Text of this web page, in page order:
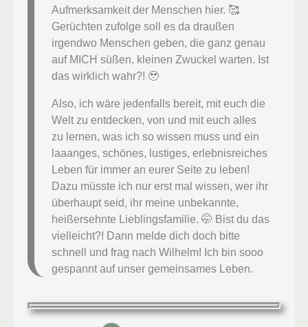
Aufmerksamkeit der Menschen hier. 🥰
Gerüchten zufolge soll es da draußen
irgendwo Menschen geben, die ganz genau
auf MICH süßen, kleinen Zwuckel warten. Ist
das wirklich wahr?! 🥹
Also, ich wäre jedenfalls bereit, mit euch die
Welt zu entdecken, von und mit euch alles
zu lernen, was ich so wissen muss und ein
laaanges, schönes, lustiges, erlebnisreiches
Leben für immer an eurer Seite zu leben!
Dazu müsste ich nur erst mal wissen, wer ihr
überhaupt seid, ihr meine unbekannte,
heißersehnte Lieblingsfamilie. 🤭 Bist du das
vielleicht?! Dann melde dich doch bitte
schnell und frag nach Wilhelm! Ich bin sooo
gespannt auf unser gemeinsames Leben.